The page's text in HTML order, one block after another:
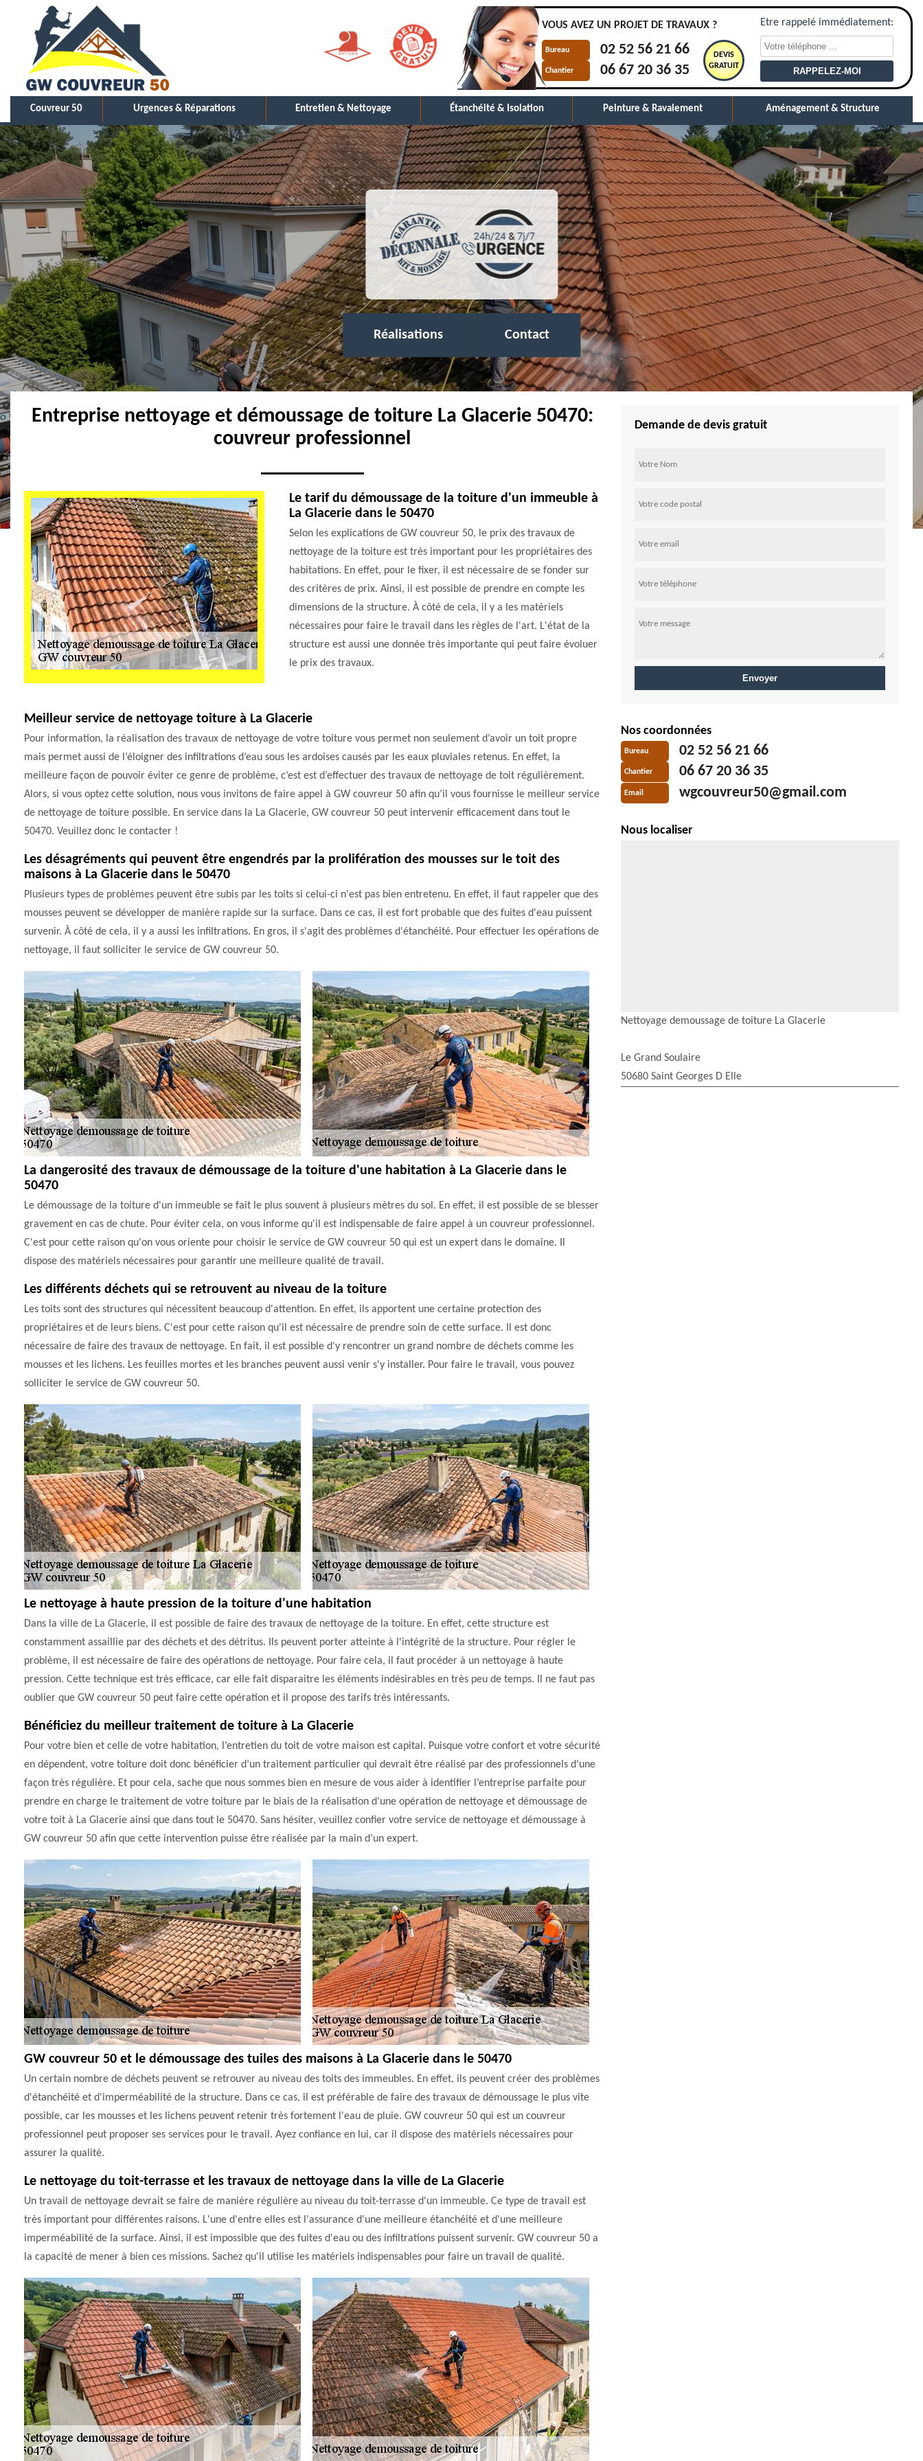
VOUS AVEZ UN PROJET DE TRAVAUX ?
Bureau 02 52 56 21 66
Chantier 06 67 20 36 35
DEVIS
GRATUIT
Etre rappelé immédiatement:
Couvreur 50 Urgences & Réparations Entretien & Nettoyage Étanchéité & Isolation Peinture & Ravalement Aménagement & Structure
Réalisations Contact
Entreprise nettoyage et démoussage de toiture La Glacerie 50470:
couvreur professionnel
Le tarif du démoussage de la toiture d'un immeuble à
La Glacerie dans le 50470
Selon les explications de GW couvreur 50, le prix des travaux de
nettoyage de la toiture est très important pour les propriétaires des
habitations. En effet, pour le fixer, il est nécessaire de se fonder sur
des critères de prix. Ainsi, il est possible de prendre en compte les
dimensions de la structure. À côté de cela, il y a les matériels
nécessaires pour faire le travail dans les règles de l'art. L'état de la
structure est aussi une donnée très importante qui peut faire évoluer
le prix des travaux.
Meilleur service de nettoyage toiture à La Glacerie
Pour information, la réalisation des travaux de nettoyage de votre toiture vous permet non seulement d’avoir un toit propre
mais permet aussi de l’éloigner des infiltrations d’eau sous les ardoises causés par les eaux pluviales retenus. En effet, la
meilleure façon de pouvoir éviter ce genre de problème, c’est est d’effectuer des travaux de nettoyage de toit régulièrement.
Alors, si vous optez cette solution, nous vous invitons de faire appel à GW couvreur 50 afin qu’il vous fournisse le meilleur service
de nettoyage de toiture possible. En service dans la La Glacerie, GW couvreur 50 peut intervenir efficacement dans tout le
50470. Veuillez donc le contacter !
Les désagréments qui peuvent être engendrés par la prolifération des mousses sur le toit des
maisons à La Glacerie dans le 50470
Plusieurs types de problèmes peuvent être subis par les toits si celui-ci n'est pas bien entretenu. En effet, il faut rappeler que des
mousses peuvent se développer de manière rapide sur la surface. Dans ce cas, il est fort probable que des fuites d'eau puissent
survenir. À côté de cela, il y a aussi les infiltrations. En gros, il s'agit des problèmes d'étanchéité. Pour effectuer les opérations de
nettoyage, il faut solliciter le service de GW couvreur 50.
La dangerosité des travaux de démoussage de la toiture d'une habitation à La Glacerie dans le
50470
Le démoussage de la toiture d'un immeuble se fait le plus souvent à plusieurs mètres du sol. En effet, il est possible de se blesser
gravement en cas de chute. Pour éviter cela, on vous informe qu'il est indispensable de faire appel à un couvreur professionnel.
C'est pour cette raison qu'on vous oriente pour choisir le service de GW couvreur 50 qui est un expert dans le domaine. Il
dispose des matériels nécessaires pour garantir une meilleure qualité de travail.
Les différents déchets qui se retrouvent au niveau de la toiture
Les toits sont des structures qui nécessitent beaucoup d'attention. En effet, ils apportent une certaine protection des
propriétaires et de leurs biens. C'est pour cette raison qu'il est nécessaire de prendre soin de cette surface. Il est donc
nécessaire de faire des travaux de nettoyage. En fait, il est possible d'y rencontrer un grand nombre de déchets comme les
mousses et les lichens. Les feuilles mortes et les branches peuvent aussi venir s'y installer. Pour faire le travail, vous pouvez
solliciter le service de GW couvreur 50.
Le nettoyage à haute pression de la toiture d'une habitation
Dans la ville de La Glacerie, il est possible de faire des travaux de nettoyage de la toiture. En effet, cette structure est
constamment assaillie par des déchets et des détritus. Ils peuvent porter atteinte à l'intégrité de la structure. Pour régler le
problème, il est nécessaire de faire des opérations de nettoyage. Pour faire cela, il faut procéder à un nettoyage à haute
pression. Cette technique est très efficace, car elle fait disparaitre les éléments indésirables en très peu de temps. Il ne faut pas
oublier que GW couvreur 50 peut faire cette opération et il propose des tarifs très intéressants.
Bénéficiez du meilleur traitement de toiture à La Glacerie
Pour votre bien et celle de votre habitation, l’entretien du toit de votre maison est capital. Puisque votre confort et votre sécurité
en dépendent, votre toiture doit donc bénéficier d’un traitement particulier qui devrait être réalisé par des professionnels d’une
façon très régulière. Et pour cela, sache que nous sommes bien en mesure de vous aider à identifier l’entreprise parfaite pour
prendre en charge le traitement de votre toiture par le biais de la réalisation d’une opération de nettoyage et démoussage de
votre toit à La Glacerie ainsi que dans tout le 50470. Sans hésiter, veuillez confier votre service de nettoyage et démoussage à
GW couvreur 50 afin que cette intervention puisse être réalisée par la main d’un expert.
GW couvreur 50 et le démoussage des tuiles des maisons à La Glacerie dans le 50470
Un certain nombre de déchets peuvent se retrouver au niveau des toits des immeubles. En effet, ils peuvent créer des problèmes
d'étanchéité et d'imperméabilité de la structure. Dans ce cas, il est préférable de faire des travaux de démoussage le plus vite
possible, car les mousses et les lichens peuvent retenir très fortement l'eau de pluie. GW couvreur 50 qui est un couvreur
professionnel peut proposer ses services pour le travail. Ayez confiance en lui, car il dispose des matériels nécessaires pour
assurer la qualité.
Le nettoyage du toit-terrasse et les travaux de nettoyage dans la ville de La Glacerie
Un travail de nettoyage devrait se faire de manière régulière au niveau du toit-terrasse d'un immeuble. Ce type de travail est
très important pour différentes raisons. L'une d'entre elles est l'assurance d'une meilleure étanchéité et d'une meilleure
imperméabilité de la surface. Ainsi, il est impossible que des fuites d'eau ou des infiltrations puissent survenir. GW couvreur 50 a
la capacité de mener à bien ces missions. Sachez qu'il utilise les matériels indispensables pour faire un travail de qualité.
Demande de devis gratuit
Nos coordonnées
Bureau 02 52 56 21 66
Chantier 06 67 20 36 35
Email wgcouvreur50@gmail.com
Nous localiser
Nettoyage demoussage de toiture La Glacerie
Le Grand Soulaire
50680 Saint Georges D Elle